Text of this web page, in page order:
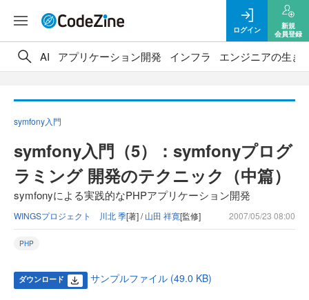
ログイン
新規
会員登録
AI アプリケーション開発 インフラ エンジニアの生き
symfony入門
symfony入門（5）：symfonyプログ
ラミング 開発のテクニック（中篇）
symfonyによる実践的なPHPアプリケーション開発
WINGSプロジェクト 川北 季[著] /山田 祥寛[監修] 2007/05/23 08:00
PHP
ダウンロード サンプルファイル (49.0 KB)